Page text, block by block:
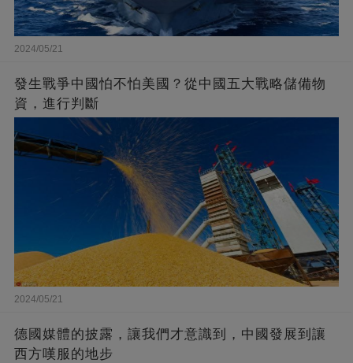
2024/05/21
發生戰爭中國怕不怕美國？從中國五大戰略儲備物
資，進行判斷
2024/05/21
德國媒體的披露，讓我們才意識到，中國發展到讓
西方嘆服的地步